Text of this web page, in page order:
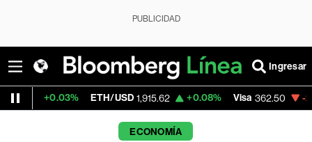
PUBLICIDAD
Ingresar
ETH/USD 1,915.62 +0.08% Visa 362.50 -2.15%
ECONOMÍA